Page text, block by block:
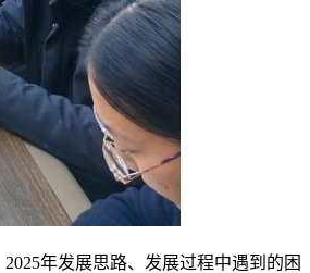
年发展思路、发展过程中遇到的困